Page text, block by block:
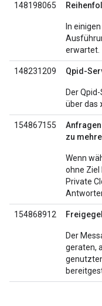
148198065
In
erwartet.
148231209 Qpid-
Der
über das
154867155
zu
Wenn
ohne Ziel
Private
154868912
Der
geraten,